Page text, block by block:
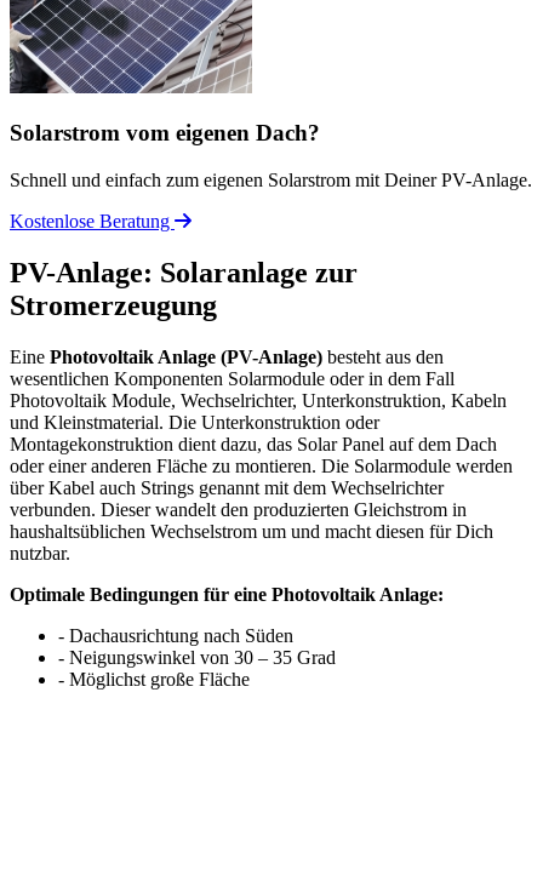
Solarstrom vom eigenen Dach?
Schnell und einfach zum eigenen Solarstrom mit Deiner PV-Anlage.
Kostenlose Beratung
PV-Anlage: Solaranlage zur
Stromerzeugung
Eine Photovoltaik Anlage (PV-Anlage) besteht aus den
wesentlichen Komponenten Solarmodule oder in dem Fall
Photovoltaik Module, Wechselrichter, Unterkonstruktion, Kabeln
und Kleinstmaterial. Die Unterkonstruktion oder
Montagekonstruktion dient dazu, das Solar Panel auf dem Dach
oder einer anderen Fläche zu montieren. Die Solarmodule werden
über Kabel auch Strings genannt mit dem Wechselrichter
verbunden. Dieser wandelt den produzierten Gleichstrom in
haushaltsüblichen Wechselstrom um und macht diesen für Dich
nutzbar.
Optimale Bedingungen für eine Photovoltaik Anlage:
- Dachausrichtung nach Süden
- Neigungswinkel von 30 – 35 Grad
- Möglichst große Fläche